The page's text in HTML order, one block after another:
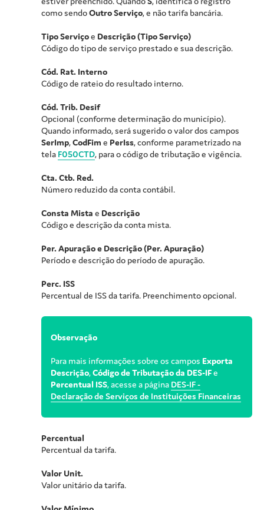
como sendoOutro Serviço, e não tarifa bancária.
Tipo Serviçoe Descrição (Tipo Serviço)
Código do tipo de serviço prestado e sua descrição.
Cód. Rat. Interno
Código de rateio do resultado interno.
Cód. Trib. Desif
Opcional (conforme determinação do município).
Quando informado, será sugerido o valor dos campos
SerImp,CodFim e PerIss, conforme parametrizado na
tela F050CTD, para o código de tributação e vigência.
Cta. Ctb. Red.
Número reduzido da conta contábil.
Consta Mista e Descrição
Código e descrição da conta mista.
Per. Apuração e Descrição (Per. Apuração)
Período e descrição do período de apuração.
Perc. ISS
Percentual de ISS da tarifa. Preenchimento opcional.
Observação
Para mais informações sobre os campos Exporta
Descrição,Código de Tributação da DES-IFe
Percentual ISS, acesse a página DES-IF -
Declaração de Serviços de Instituições Financeiras
Percentual
Percentual da tarifa.
Valor Unit.
Valor unitário da tarifa.